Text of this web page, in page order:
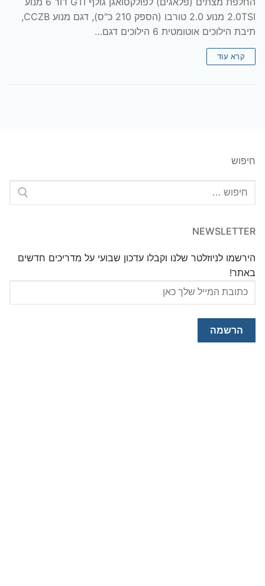
2.0TSI מנוע 2.0 טורבו (הספק 210 כ"ס), דגם מנוע CCZB,
תיבת הילוכים אוטומטית 6 הילוכים דגם…
קרא עוד
חיפוש
חפש:
NEWSLETTER
הירשמו לניוזלטר שלנו וקבלו עדכון שבועי על מדריכים חדשים
באתר!